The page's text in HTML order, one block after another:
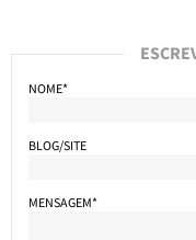
NOME*
BLOG/SITE
MENSAGEM*